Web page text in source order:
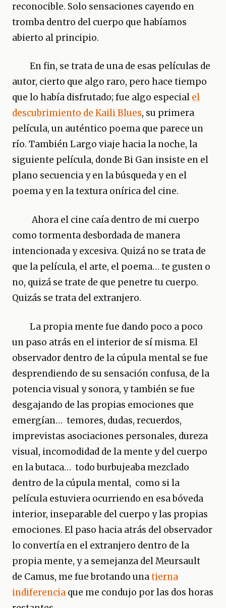
reconocible. Solo sensaciones cayendo en
tromba dentro del cuerpo que habíamos
abierto al principio.
En fin, se trata de una de esas películas de
autor, cierto que algo raro, pero hace tiempo
que lo había disfrutado; fue algo especial el
descubrimiento de Kaili Blues, su primera
película, un auténtico poema que parece un
río. También Largo viaje hacia la noche, la
siguiente película, donde Bi Gan insiste en el
plano secuencia y en la búsqueda y en el
poema y en la textura onírica del cine.
Ahora el cine caía dentro de mi cuerpo
como tormenta desbordada de manera
intencionada y excesiva. Quizá no se trata de
que la película, el arte, el poema… te gusten o
no, quizá se trate de que penetre tu cuerpo.
Quizás se trata del extranjero.
La propia mente fue dando poco a poco
un paso atrás en el interior de sí misma. El
observador dentro de la cúpula mental se fue
desprendiendo de su sensación confusa, de la
potencia visual y sonora, y también se fue
desgajando de las propias emociones que
emergían… temores, dudas, recuerdos,
imprevistas asociaciones personales, dureza
visual, incomodidad de la mente y del cuerpo
en la butaca… todo burbujeaba mezclado
dentro de la cúpula mental, como si la
película estuviera ocurriendo en esa bóveda
interior, inseparable del cuerpo y las propias
emociones. El paso hacia atrás del observador
lo convertía en el extranjero dentro de la
propia mente, y a semejanza del Meursault
de Camus, me fue brotando unatierna
indiferencia que me condujo por las dos horas